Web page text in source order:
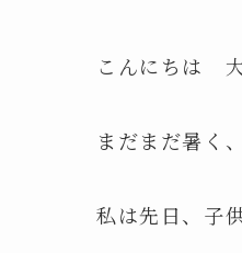
こんにちは
まだまだ暑く
私は先日、子